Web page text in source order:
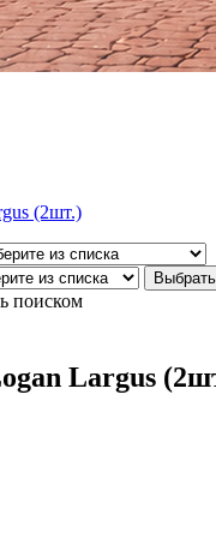
(2шт.)
поиском
Largus